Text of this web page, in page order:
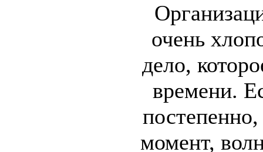
очень
дело,
времени.
момент,